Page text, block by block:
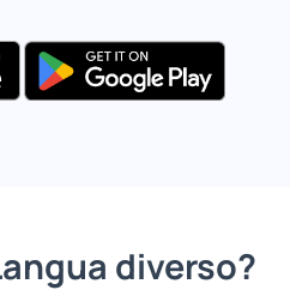
diverso?